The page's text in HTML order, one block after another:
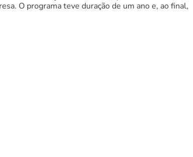
O programa teve duração de um ano e, ao final,